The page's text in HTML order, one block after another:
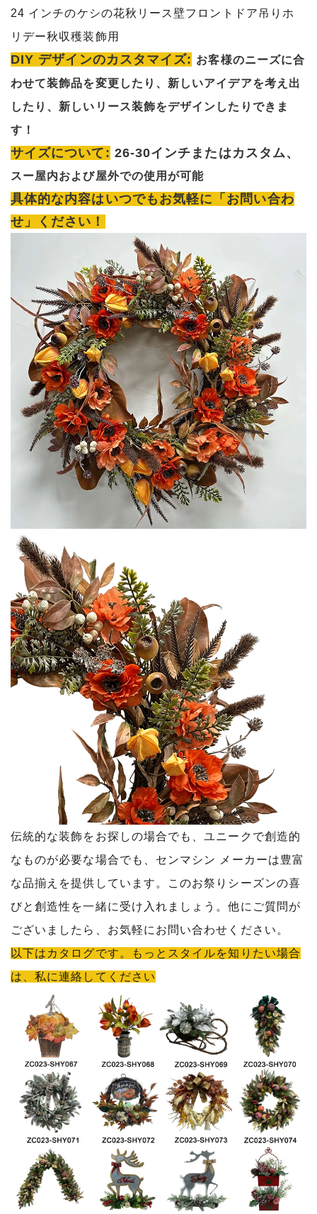
24 インチのケシの花秋リース壁フロントドア吊りホ
リデー秋収穫装飾用
DIY デザインのカスタマイズ: お客様のニーズに合
わせて装飾品を変更したり、新しいアイデアを考え出
したり、新しいリース装飾をデザインしたりできま
す！
サイズについて: 26-30インチまたはカスタム、
スー屋内および屋外での使用が可能
具体的な内容はいつでもお気軽に「お問い合わ
せ」ください！
伝統的な装飾をお探しの場合でも、ユニークで創造的
なものが必要な場合でも、センマシン メーカーは豊富
な品揃えを提供しています。このお祭りシーズンの喜
びと創造性を一緒に受け入れましょう。他にご質問が
ございましたら、お気軽にお問い合わせください。
以下はカタログです。もっとスタイルを知りたい場合
は、私に連絡してください